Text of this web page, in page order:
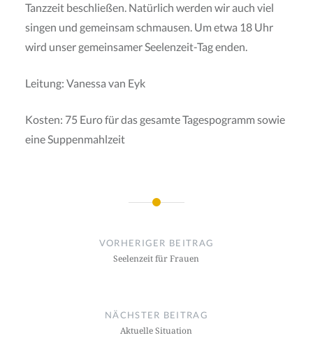
Tanzzeit beschließen. Natürlich werden wir auch viel
singen und gemeinsam schmausen. Um etwa 18 Uhr
wird unser gemeinsamer Seelenzeit-Tag enden.
Leitung: Vanessa van Eyk
Kosten: 75 Euro für das gesamte Tagespogramm sowie
eine Suppenmahlzeit
Beitragsnavigation
VORHERIGER BEITRAG
Seelenzeit für Frauen
NÄCHSTER BEITRAG
Aktuelle Situation